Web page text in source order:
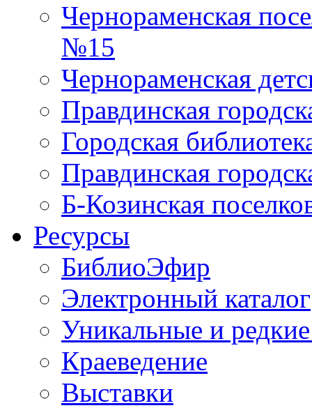
Чернораменская
№15
Чернораменская
Правдинская
Городская
Правдинская
Б-Козинская
Ресурсы
БиблиоЭфир
Электронный каталог
Уникальные и
Краеведение
Выставки